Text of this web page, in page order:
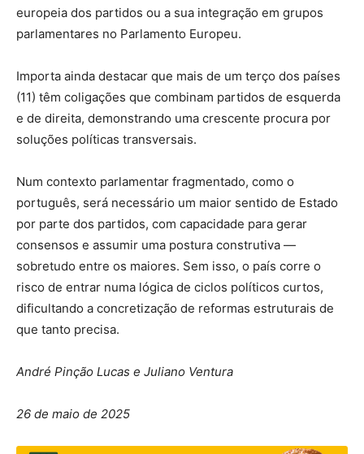
europeia dos partidos ou a sua integração em grupos
parlamentares no Parlamento Europeu.
Importa ainda destacar que mais de um terço dos países
(11) têm coligações que combinam partidos de esquerda
e de direita, demonstrando uma crescente procura por
soluções políticas transversais.
Num contexto parlamentar fragmentado, como o
português, será necessário um maior sentido de Estado
por parte dos partidos, com capacidade para gerar
consensos e assumir uma postura construtiva —
sobretudo entre os maiores. Sem isso, o país corre o
risco de entrar numa lógica de ciclos políticos curtos,
dificultando a concretização de reformas estruturais de
que tanto precisa.
André Pinção Lucas e Juliano Ventura
26 de maio de 2025